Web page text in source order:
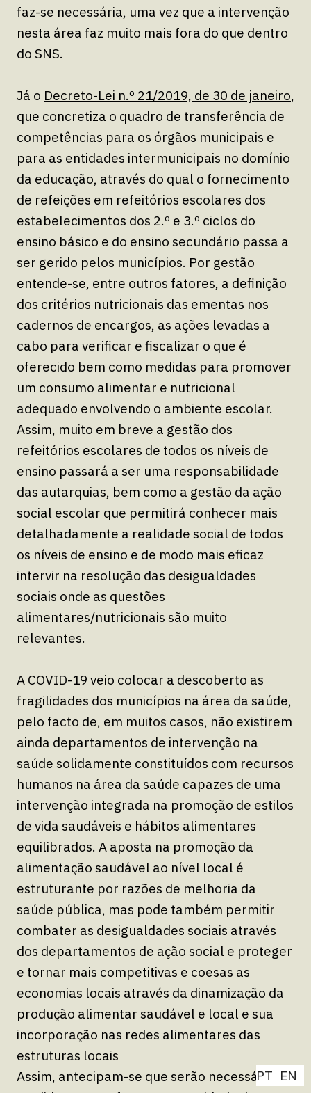
faz-se necessária, uma vez que a intervenção
nesta área faz muito mais fora do que dentro
do SNS.
Já o Decreto-Lei n.º 21/2019, de 30 de janeiro,
que concretiza o quadro de transferência de
competências para os órgãos municipais e
para as entidades intermunicipais no domínio
da educação, através do qual o fornecimento
de refeições em refeitórios escolares dos
estabelecimentos dos 2.º e 3.º ciclos do
ensino básico e do ensino secundário passa a
ser gerido pelos municípios. Por gestão
entende-se, entre outros fatores, a definição
dos critérios nutricionais das ementas nos
cadernos de encargos, as ações levadas a
cabo para verificar e fiscalizar o que é
oferecido bem como medidas para promover
um consumo alimentar e nutricional
adequado envolvendo o ambiente escolar.
Assim, muito em breve a gestão dos
refeitórios escolares de todos os níveis de
ensino passará a ser uma responsabilidade
das autarquias, bem como a gestão da ação
social escolar que permitirá conhecer mais
detalhadamente a realidade social de todos
os níveis de ensino e de modo mais eficaz
intervir na resolução das desigualdades
sociais onde as questões
alimentares/nutricionais são muito
relevantes.
A COVID-19 veio colocar a descoberto as
fragilidades dos municípios na área da saúde,
pelo facto de, em muitos casos, não existirem
ainda departamentos de intervenção na
saúde solidamente constituídos com recursos
humanos na área da saúde capazes de uma
intervenção integrada na promoção de estilos
de vida saudáveis e hábitos alimentares
equilibrados. A aposta na promoção da
alimentação saudável ao nível local é
estruturante por razões de melhoria da
saúde pública, mas pode também permitir
combater as desigualdades sociais através
dos departamentos de ação social e proteger
e tornar mais competitivas e coesas as
economias locais através da dinamização da
produção alimentar saudável e local e sua
incorporação nas redes alimentares das
estruturas locais
Assim, antecipam-se que serão necessárias
PT EN
PT EN